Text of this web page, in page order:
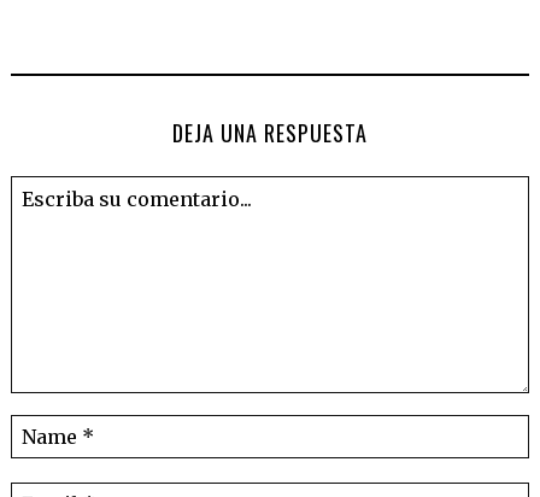
DEJA UNA RESPUESTA